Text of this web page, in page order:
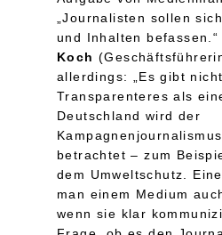
„Journalisten sollen
und Inhalten befassen.“
Koch
allerdings: „Es gibt
Transparenteres als
Deutschland wird der
betrachtet – zum
dem Umweltschutz.
man einem Medium
wenn sie klar